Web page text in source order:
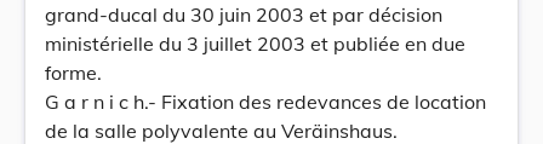
grand-ducal du 30 juin 2003 et par décision
ministérielle du 3 juillet 2003 et publiée en due
forme.
G a r n i c h.- Fixation des redevances de location
de la salle polyvalente au Veräinshaus.